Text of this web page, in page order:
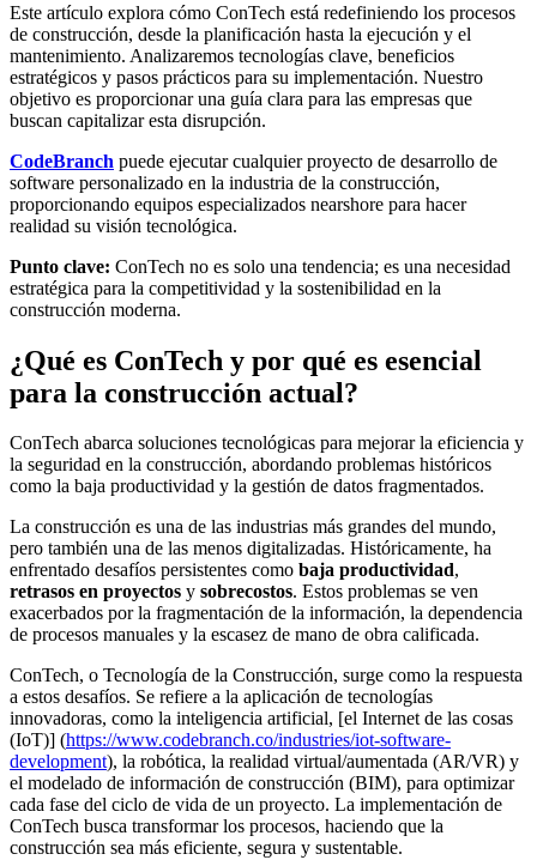
Este artículo explora cómo ConTech está redefiniendo los procesos
de construcción, desde la planificación hasta la ejecución y el
mantenimiento. Analizaremos tecnologías clave, beneficios
estratégicos y pasos prácticos para su implementación. Nuestro
objetivo es proporcionar una guía clara para las empresas que
buscan capitalizar esta disrupción.
CodeBranch puede ejecutar cualquier proyecto de desarrollo de
software personalizado en la industria de la construcción,
proporcionando equipos especializados nearshore para hacer
realidad su visión tecnológica.
Punto clave: ConTech no es solo una tendencia; es una necesidad
estratégica para la competitividad y la sostenibilidad en la
construcción moderna.
¿Qué es ConTech y por qué es esencial
para la construcción actual?
ConTech abarca soluciones tecnológicas para mejorar la eficiencia y
la seguridad en la construcción, abordando problemas históricos
como la baja productividad y la gestión de datos fragmentados.
La construcción es una de las industrias más grandes del mundo,
pero también una de las menos digitalizadas. Históricamente, ha
enfrentado desafíos persistentes como baja productividad,
retrasos en proyectos y sobrecostos. Estos problemas se ven
exacerbados por la fragmentación de la información, la dependencia
de procesos manuales y la escasez de mano de obra calificada.
ConTech, o Tecnología de la Construcción, surge como la respuesta
a estos desafíos. Se refiere a la aplicación de tecnologías
innovadoras, como la inteligencia artificial, [el Internet de las cosas
(IoT)] (https://www.codebranch.co/industries/iot-software-
development), la robótica, la realidad virtual/aumentada (AR/VR) y
el modelado de información de construcción (BIM), para optimizar
cada fase del ciclo de vida de un proyecto. La implementación de
ConTech busca transformar los procesos, haciendo que la
construcción sea más eficiente, segura y sustentable.